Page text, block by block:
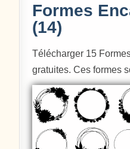
Formes
(14)
Télécharger 15
gratuites. Ces formes